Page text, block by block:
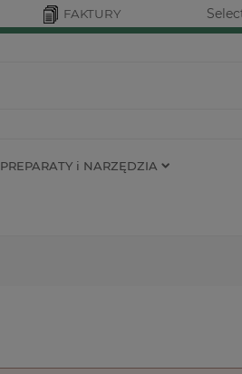
FAKTURY
PREPARATY i NARZĘDZIA